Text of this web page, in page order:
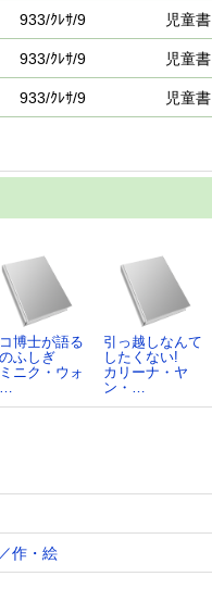
933/ｸﾚｻ/9 児童書
933/ｸﾚｻ/9 児童書
933/ｸﾚｻ/9 児童書
博士が語る
ふしぎ
ニク・ウォ
…
引っ越しなんて
したくない!
カリーナ・ヤ
ン・…
作・絵